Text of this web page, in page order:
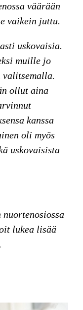
väärään
vaikein juttu.
uskovaisia.
muille jo
valitsemalla.
ollut aina
kanssa
oli myös
uskovaisista
lukea lisää